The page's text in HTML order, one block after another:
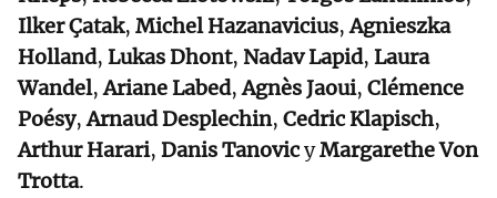
Ilker Çatak, Michel Hazanavicius,Agnieszka
Holland, Lukas Dhont, Nadav Lapid, Laura
Wandel,Ariane Labed,Agnès Jaoui, Clémence
Poésy,Arnaud Desplechin, Cedric Klapisch,
Arthur Harari, Danis TanovicyMargarethe Von
Trotta.